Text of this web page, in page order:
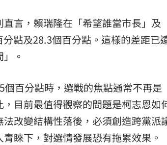
言，賴瑞隆在「希望誰當市長」及
點及28.3個百分點。這樣的差距已
。
百分點時，選戰的焦點通常不再
目前最值得觀察的問題是柯志恩如
改變結構性落後，必須創造跨黨派
睞下，對選情發展恐有拖累效果。